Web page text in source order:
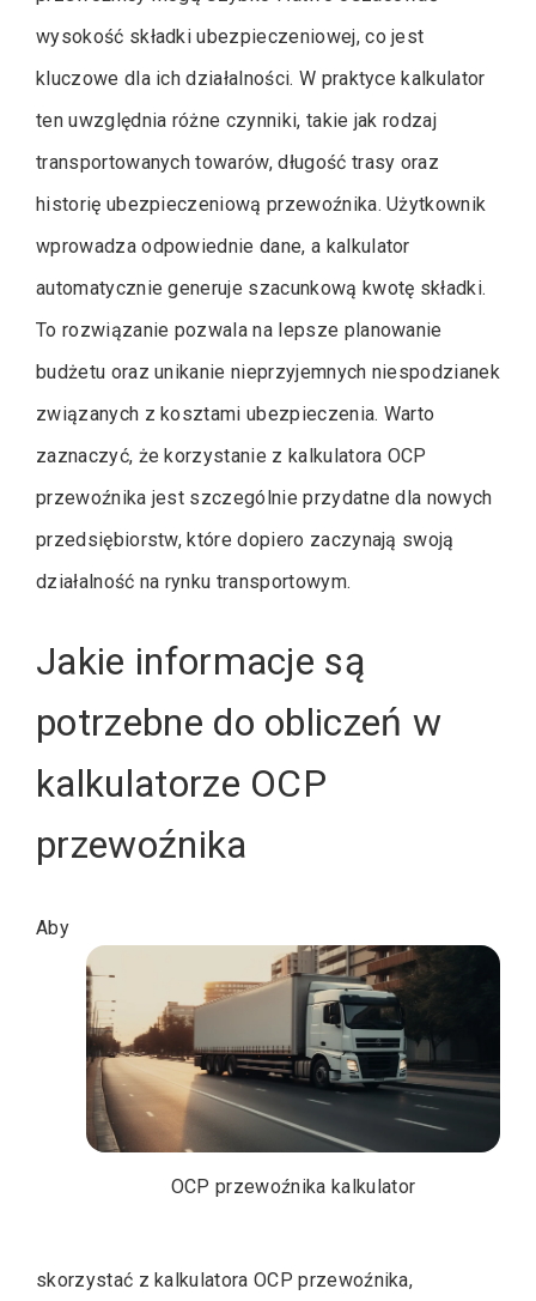
wysokość składki ubezpieczeniowej, co jest
kluczowe dla ich działalności. W praktyce kalkulator
ten uwzględnia różne czynniki, takie jak rodzaj
transportowanych towarów, długość trasy oraz
historię ubezpieczeniową przewoźnika. Użytkownik
wprowadza odpowiednie dane, a kalkulator
automatycznie generuje szacunkową kwotę składki.
To rozwiązanie pozwala na lepsze planowanie
budżetu oraz unikanie nieprzyjemnych niespodzianek
związanych z kosztami ubezpieczenia. Warto
zaznaczyć, że korzystanie z kalkulatora OCP
przewoźnika jest szczególnie przydatne dla nowych
przedsiębiorstw, które dopiero zaczynają swoją
działalność na rynku transportowym.
Jakie informacje są
potrzebne do obliczeń w
kalkulatorze OCP
przewoźnika
OCP przewoźnika kalkulator
Aby
skorzystać z kalkulatora OCP przewoźnika,